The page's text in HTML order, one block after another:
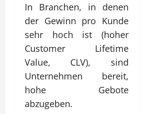
In Branchen, in denen
der Gewinn pro Kunde
sehr hoch ist (hoher
Customer Lifetime
Value, CLV), sind
Unternehmen bereit,
hohe Gebote
abzugeben.